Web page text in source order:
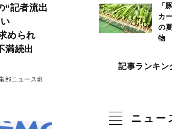
“記者流出
い
められ
満続出
部ニュース班
「
カ
の
物
記事ランキン
ニュー